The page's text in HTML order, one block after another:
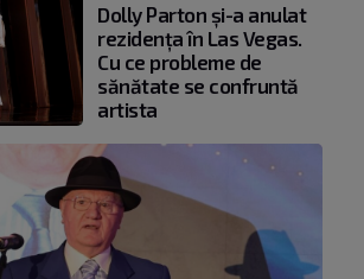
Dolly Parton și-a anulat
rezidența în Las Vegas.
Cu ce probleme de
sănătate se confruntă
artista